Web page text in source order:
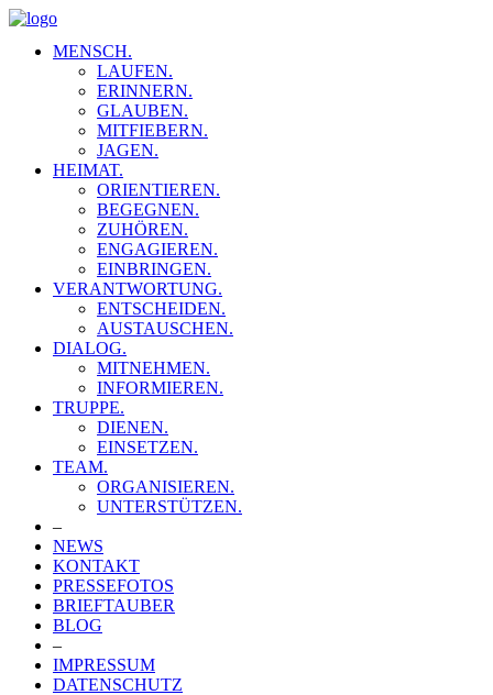
MENSCH.
LAUFEN.
ERINNERN.
GLAUBEN.
MITFIEBERN.
JAGEN.
HEIMAT.
ORIENTIEREN.
BEGEGNEN.
ZUHÖREN.
ENGAGIEREN.
EINBRINGEN.
VERANTWORTUNG.
ENTSCHEIDEN.
AUSTAUSCHEN.
DIALOG.
MITNEHMEN.
INFORMIEREN.
TRUPPE.
DIENEN.
EINSETZEN.
TEAM.
ORGANISIEREN.
UNTERSTÜTZEN.
–
NEWS
KONTAKT
PRESSEFOTOS
BRIEFTAUBER
BLOG
–
IMPRESSUM
DATENSCHUTZ